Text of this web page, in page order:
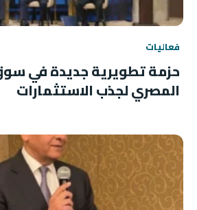
فعاليات
حزمة تطويرية جديدة في
المصري لجذب الاستثمارات